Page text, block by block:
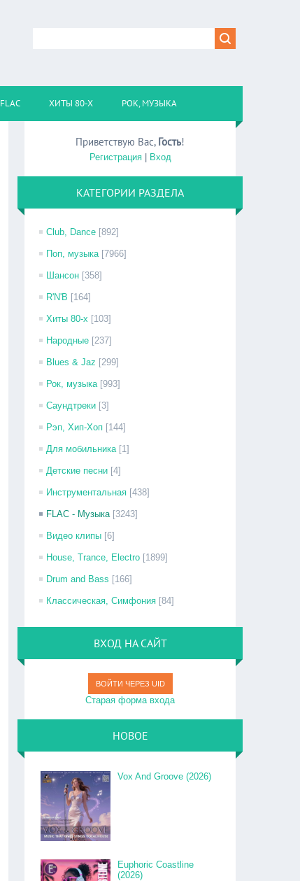
FLAC ХИТЫ 80-Х РОК, МУЗЫКА
Приветствую Вас, Гость!
Регистрация| Вход
КАТЕГОРИИ РАЗДЕЛА
Club, Dance [892]
Поп, музыка [7966]
Шансон [358]
R'N'B [164]
Хиты 80-х [103]
Народные [237]
Blues & Jaz [299]
Рок, музыка [993]
Саундтреки [3]
Рэп, Хип-Хоп [144]
Для мобильника [1]
Детские песни [4]
Инструментальная [438]
FLAC - Музыка [3243]
Видео клипы [6]
House, Trance, Electro [1899]
Drum and Bass [166]
Классическая, Симфония [84]
ВХОД НА САЙТ
ВОЙТИ ЧЕРЕЗ UID
Старая форма входа
НОВОЕ
Vox And Groove (2026)
Euphoric Coastline
(2026)